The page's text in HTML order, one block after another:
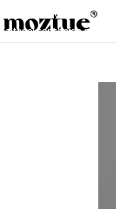
Saltar a la navegación
Saltar al contenido principal